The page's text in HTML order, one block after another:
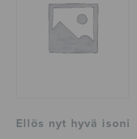
Ellös nyt hyvä isoni